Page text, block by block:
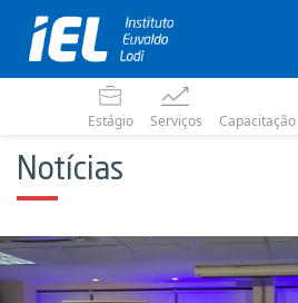
Estágio Serviços Capacitação
Notícias